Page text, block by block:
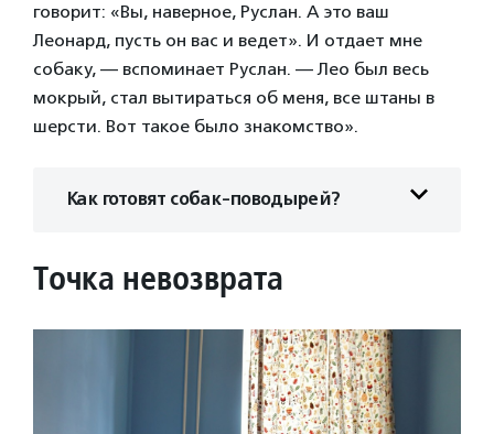
говорит: «Вы, наверное, Руслан. А это ваш
Леонард, пусть он вас и ведет». И отдает мне
собаку, — вспоминает Руслан. — Лео был весь
мокрый, стал вытираться об меня, все штаны в
шерсти. Вот такое было знакомство».
Как готовят собак-поводырей?
Точка невозврата